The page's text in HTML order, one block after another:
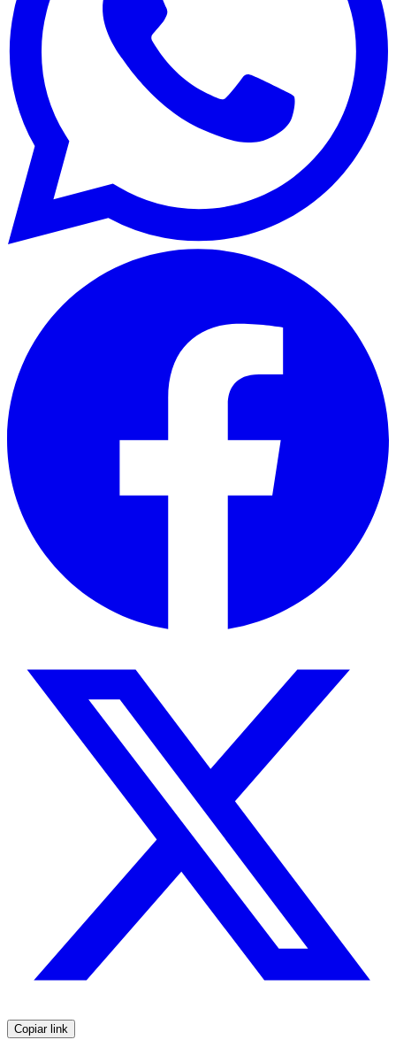
Copiar link